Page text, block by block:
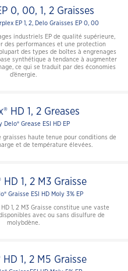
0, 00, 1, 2 Graisses
EP 1, 2, Delo Graisses EP 0, 00
industriels EP de qualité supérieure,
des performances et une protection
des types de boîtes à engrenages
synthétique a tendance à augmenter
ce qui se traduit par des économies
d’énergie.
HD 1, 2 Greases
Delo® Grease ESI HD EP
graisses haute tenue pour conditions de
et de température élevées.
HD 1, 2 M3 Graisse
Graisse ESI HD Moly 3% EP
HD 1, 2 M3 Graisse constitue une vaste
avec ou sans disulfure de
molybdène.
HD 1, 2 M5 Graisse